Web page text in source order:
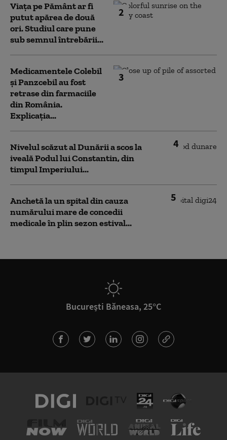
2
Viața pe Pământ ar fi
putut apărea de două
ori. Studiul care pune
sub semnul întrebării...
3
Medicamentele Colebil
și Panzcebil au fost
retrase din farmaciile
din România.
Explicația...
4
Nivelul scăzut al Dunării a scos la
iveală Podul lui Constantin, din
timpul Imperiului...
5
Anchetă la un spital din cauza
numărului mare de concedii
medicale în plin sezon estival...
București Băneasa, 25°C